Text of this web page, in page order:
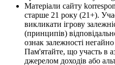
Матеріали сайту
старше 21 року (21+).
викликати ігрову
(принципів)
ознак залежності негайно
Пам'ятайте, що участь в
джерелом доходів або